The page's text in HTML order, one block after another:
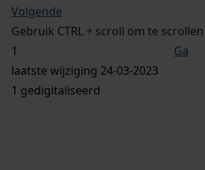
Volgende
Gebruik CTRL + scroll om te scrollen
Ga
laatste wijziging 24-03-2023
1 gedigitaliseerd